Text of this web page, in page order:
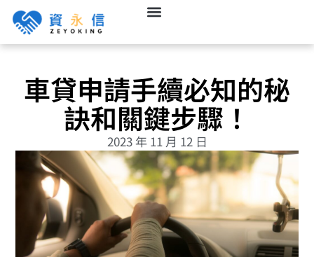
車貸申請手續必知的秘
訣和關鍵步驟！
2023 年 11 月 12 日